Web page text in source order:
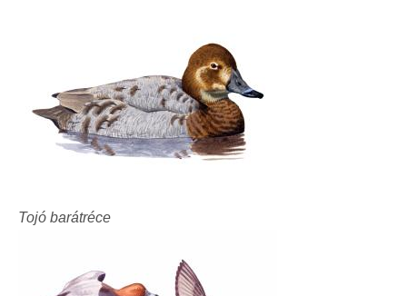
Tojó barátréce